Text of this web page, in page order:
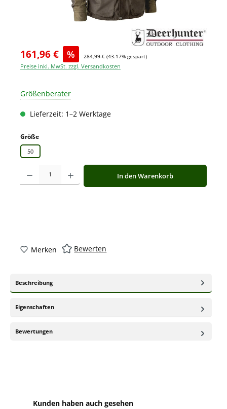
161,96 € % 284,99 € (43.17% gespart)
Preise inkl. MwSt. zzgl. Versandkosten
Größenberater
Lieferzeit: 1–2 Werktage
Größeauswählen
50
Produkt Anzahl: Gib den gewünschten Wert ein oder benutze die
In den Warenkorb
Merken Bewerten
Beschreibung
Eigenschaften
Bewertungen
Produktgalerie überspringen
Kunden haben auch gesehen